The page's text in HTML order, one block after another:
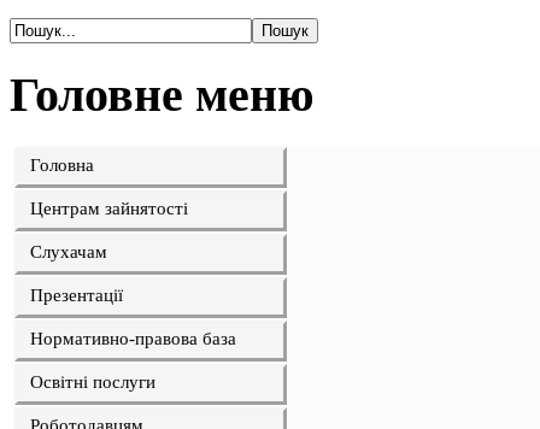
Головне меню
Головна
Центрам зайнятості
Слухачам
Презентації
Нормативно-правова база
Освітні послуги
Роботодавцям